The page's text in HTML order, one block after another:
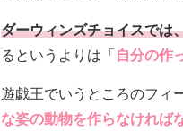
ダーウィンズチョイスでは
るというよりは「 自分の作
遊戯王でいうところのフィ
な姿の動物を作らなければ